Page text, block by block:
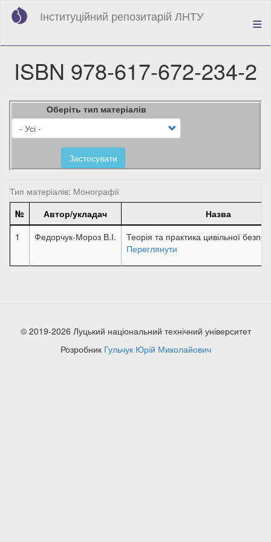
Перейти
вмісту
Інституційний репозитарій ЛНТУ
ISBN 978-617-672-234-2
Оберіть тип матеріалів
Застосувати
Тип матеріалів: Монографії
№
Автор/укладач
Назва
1
Федорчук-Мороз В.І.
Теорія та практика цивільної
Переглянути
© 2019-2026 Луцький національний технічний університет
Розробник Гульчук Юрій Миколайович